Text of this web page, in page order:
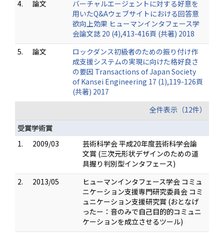
4.
論文
バーチャルエージェントに対する好意を
用いたQ&Aウェブサイトにおける回答意
欲向上効果 ヒューマンインタフェース学
会論文誌 20 (4),413-416頁 (共著) 2018
5.
論文
ロックダンス初級者のための振り付け作
成支援システムの実現に向けた格好良さ
の要因 Transactions of Japan Society
of Kansei Engineering 17 (1),119-126頁
(共著) 2017
全件表示（12件）
受賞学術賞
1.
2009/03
芸術科学会 平成20年度芸術科学会論
文賞 (三次元形状デザインのための道
具握り判別型インタフェース)
2.
2013/05
ヒューマンインタフェース学会 コミュ
ニケーション支援専門研究委員会 コミ
ュニケーション支援研究賞 (おとなげ
ったー：音のみで自己目的的コミュニ
ケーションを成立させるツール)